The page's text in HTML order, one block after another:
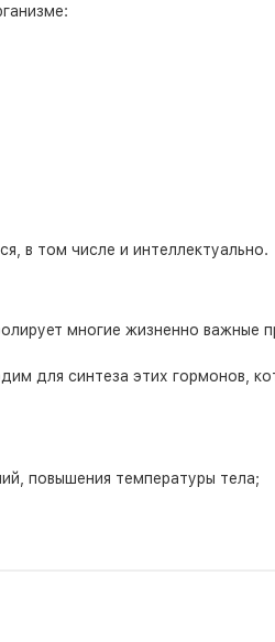
в том числе и интеллектуально.
многие жизненно важные
для синтеза этих гормонов,
повышения температуры тела;